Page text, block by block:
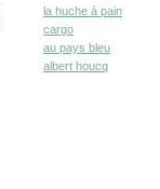
la huche à pain
cargo
au pays bleu
albert houcq